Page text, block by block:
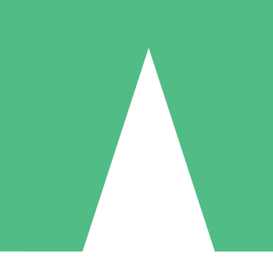
Individuelle Credit-Pakete
nach Bedarf mit Download-Credits. Keine monatliche Verpflichtung